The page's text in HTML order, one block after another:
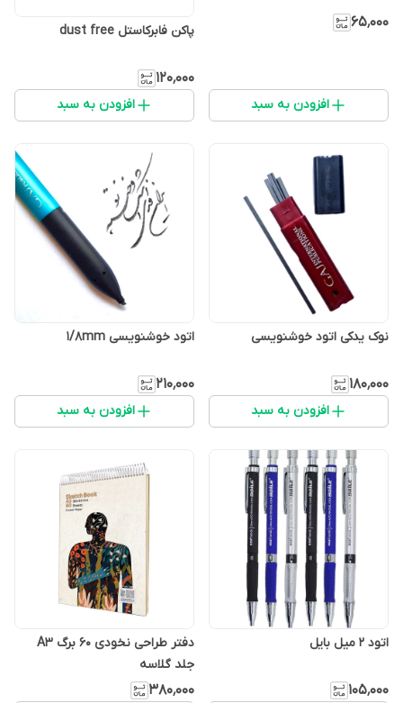
۶۵٬۰۰۰
افزودن به سبد
پاکن فابرکاستل dust free
۱۲۰٬۰۰۰
افزودن به سبد
نوک یدکی اتود خوشنویسی
۱۸۰٬۰۰۰
افزودن به سبد
اتود خوشنویسی ۱/۸mm
۲۱۰٬۰۰۰
افزودن به سبد
اتود ۲ میل بایل
۱۰۵٬۰۰۰
دفتر طراحی نخودی 60 برگ A3
جلد گلاسه
۳۸۰٬۰۰۰